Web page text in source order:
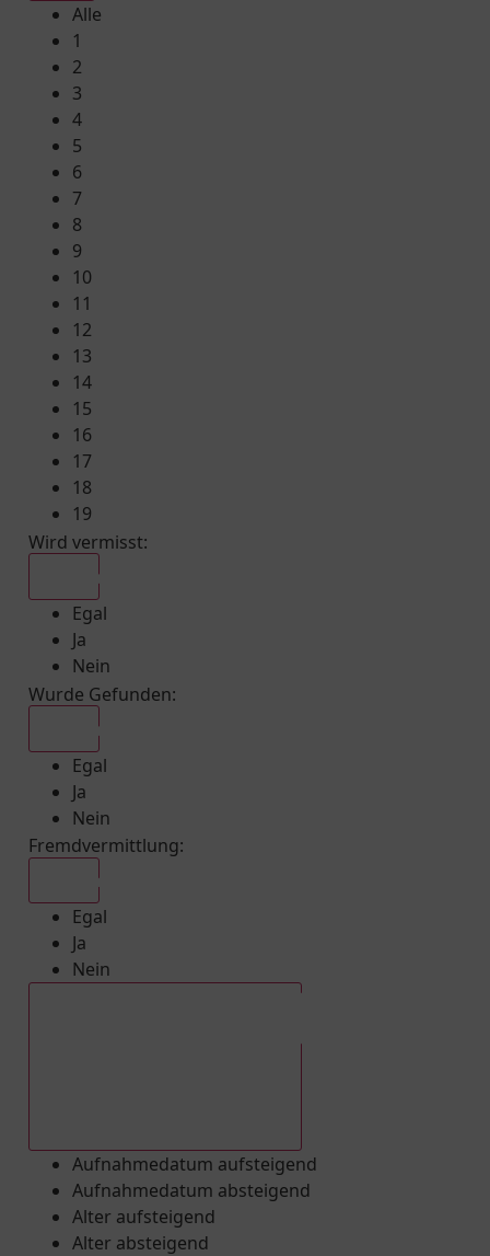
Alle
1
2
3
4
5
6
7
8
9
10
11
12
13
14
15
16
17
18
19
Wird vermisst:
Egal
Ja
Nein
Wurde Gefunden:
Egal
Ja
Nein
Fremdvermittlung:
Egal
Ja
Nein
Aufnahmedatum aufsteigend
Aufnahmedatum absteigend
Alter aufsteigend
Alter absteigend